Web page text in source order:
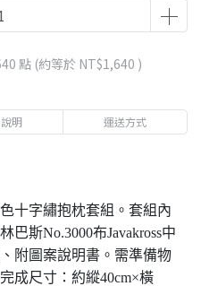
點 (約等於 NT$1,640 )
明 運送方式
十字繡抱枕套組。套組內
巴斯No.3000布Javakross中
附圖案說明書。需準備物
成尺寸：約縱40cm×橫